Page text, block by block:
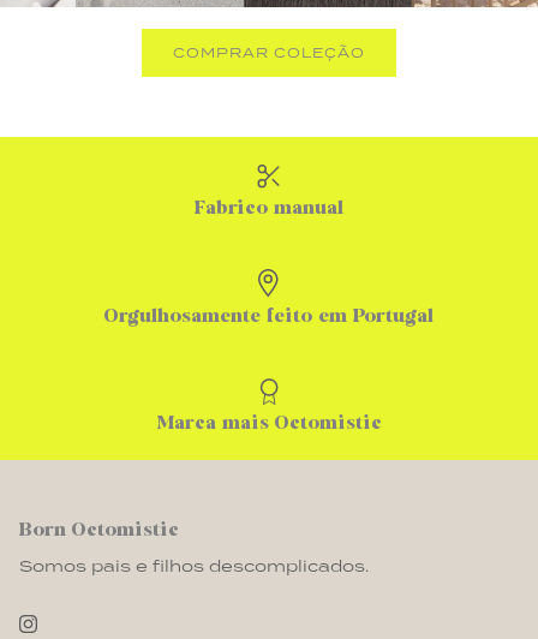
COMPRAR COLEÇÃO
Fabrico manual
Orgulhosamente feito em Portugal
Marca mais Octomistic
Born Octomistic
Somos pais e filhos descomplicados.